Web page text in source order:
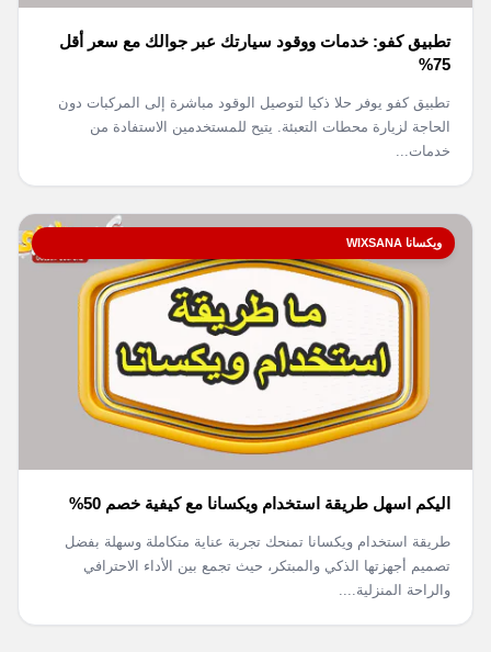
تطبيق كفو: خدمات ووقود سيارتك عبر جوالك مع سعر أقل
75%
تطبيق كفو يوفر حلا ذكيا لتوصيل الوقود مباشرة إلى المركبات دون
الحاجة لزيارة محطات التعبئة. يتيح للمستخدمين الاستفادة من
خدمات...
ويكسانا WIXSANA
اليكم اسهل طريقة استخدام ويكسانا مع كيفية خصم 50%
طريقة استخدام ويكسانا تمنحك تجربة عناية متكاملة وسهلة بفضل
تصميم أجهزتها الذكي والمبتكر، حيث تجمع بين الأداء الاحترافي
والراحة المنزلية....